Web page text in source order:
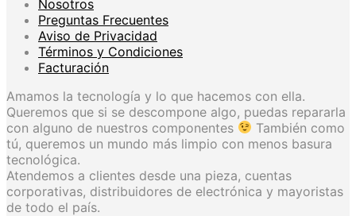
Nosotros
Preguntas Frecuentes
Aviso de Privacidad
Términos y Condiciones
Facturación
Amamos la tecnología y lo que hacemos con ella.
Queremos que si se descompone algo, puedas repararla
con alguno de nuestros componentes
También como
tú, queremos un mundo más limpio con menos basura
tecnológica.
Atendemos a clientes desde una pieza, cuentas
corporativas, distribuidores de electrónica y mayoristas
de todo el país.